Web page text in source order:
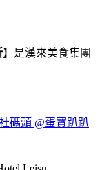
】是漢來美食集團
碼頭 @蛋寶趴趴